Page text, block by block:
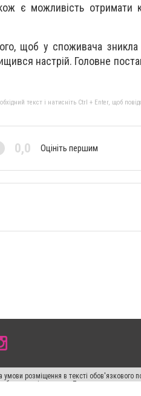
є можливість отримати
щоб у споживача зникла
настрій. Головне
текст і натисніть Ctrl + Enter, щоб
0,0 Оцініть першим
розміщення в тексті
або в якості джерела. Порушення